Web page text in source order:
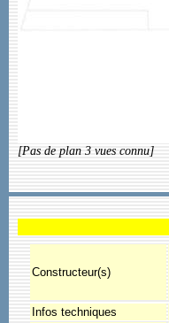
[Pas de plan 3 vues connu]
Constructeur(s)
Infos techniques